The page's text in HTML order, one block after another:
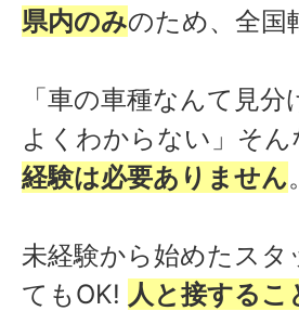
店
甲州塩山店
県内のみのため、全国
「車の車種なんて見
よくわからない」そ
経験は必要ありません。
未経験から始めたス
てもOK! 人と接するこ